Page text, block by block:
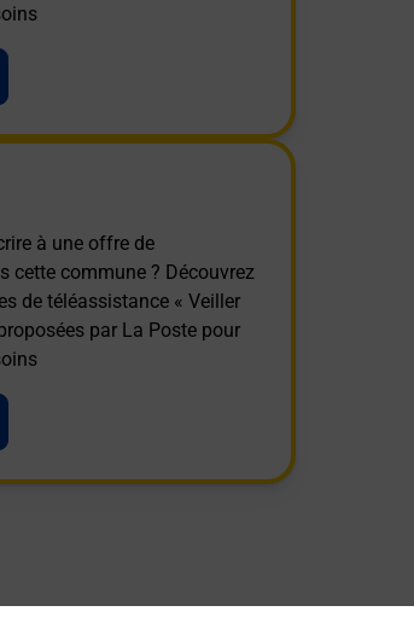
à une offre de
cette commune ? Découvrez
de téléassistance « Veiller
par La Poste pour